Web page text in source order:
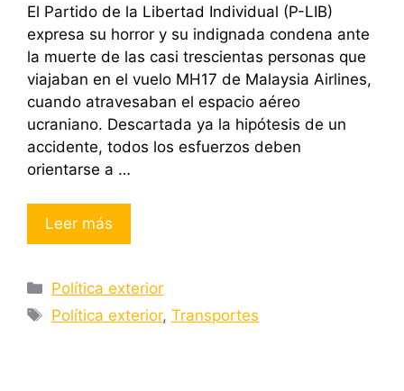
El Partido de la Libertad Individual (P-LIB)
expresa su horror y su indignada condena ante
la muerte de las casi trescientas personas que
viajaban en el vuelo MH17 de Malaysia Airlines,
cuando atravesaban el espacio aéreo
ucraniano. Descartada ya la hipótesis de un
accidente, todos los esfuerzos deben
orientarse a …
Leer más
Categorías
Política exterior
Etiquetas
Política exterior,Transportes